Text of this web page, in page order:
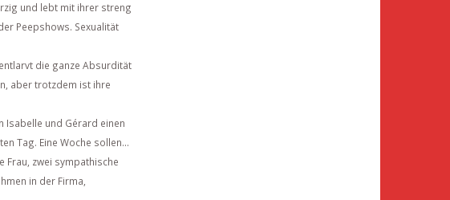
und lebt mit ihrer streng
Peepshows. Sexualität
die ganze Absurdität
aber trotzdem ist ihre
Isabelle und Gérard einen
Tag. Eine Woche sollen...
Frau, zwei sympathische
in der Firma,